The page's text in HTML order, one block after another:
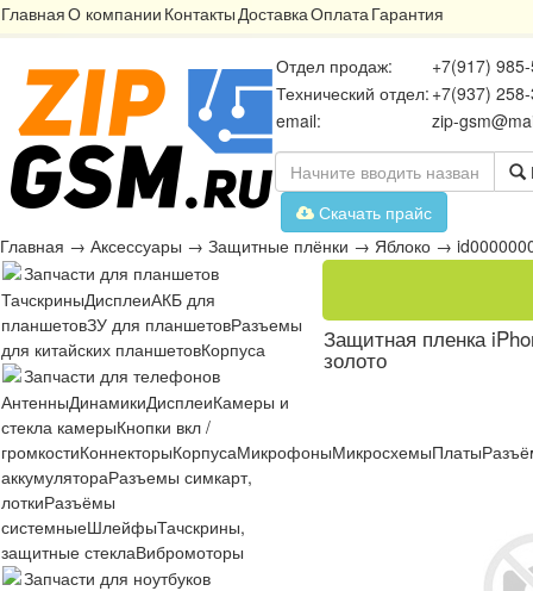
ГлавнаяО компании КонтактыДоставкаОплатаГарантия
Отдел продаж:
+7(917)
Технический отдел: +7(937)
email:
zip-
Скачать прайс
Главная → Аксессуары → Защитные плёнки → Яблоко →
Запчасти для планшетов
ТачскриныДисплеиАКБ для
планшетовЗУ для планшетовРазъемы
для китайских планшетовКорпуса
Запчасти для телефонов
АнтенныДинамикиДисплеиКамеры и
стекла камерыКнопки вкл /
громкостиКоннекторыКорпусаМикрофоныМикросхемыПлаты
аккумулятораРазъемы симкарт,
лоткиРазъёмы
системныеШлейфыТачскрины,
защитные стеклаВибромоторы
Запчасти для ноутбуков
Защитная пленка
золото